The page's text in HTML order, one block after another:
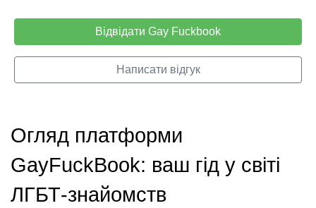
Відвідати Gay Fuckbook
Написати відгук
Огляд платформи
GayFuckBook: ваш гід у світі
ЛГБТ-знайомств